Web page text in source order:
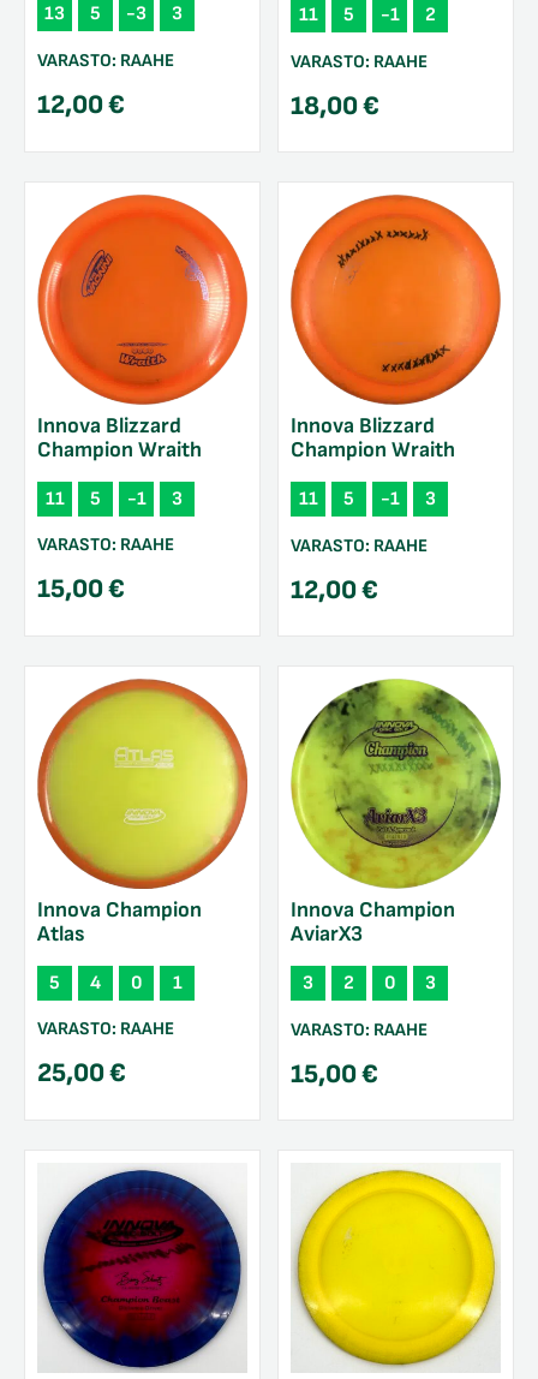
13 5 -3 3
VARASTO: RAAHE
12,00€
11 5 -1 2
VARASTO: RAAHE
18,00€
Innova Blizzard
Champion Wraith
11 5 -1 3
VARASTO: RAAHE
15,00€
Innova Blizzard
Champion Wraith
11 5 -1 3
VARASTO: RAAHE
12,00€
Innova Champion
Atlas
5 4 0 1
VARASTO: RAAHE
25,00€
Innova Champion
AviarX3
3 2 0 3
VARASTO: RAAHE
15,00€